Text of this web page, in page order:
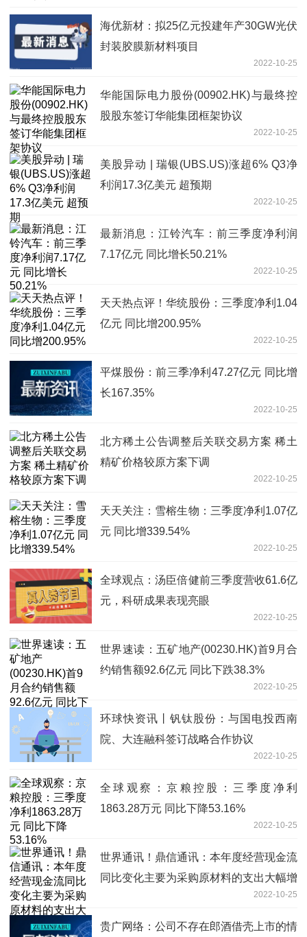
海优新材：拟25亿元投建年产30GW光伏
封装胶膜新材料项目
2022-10-25
华能国际电力股份(00902.HK)与最终控
股股东签订华能集团框架协议
2022-10-25
美股异动 | 瑞银(UBS.US)涨超6% Q3净
利润17.3亿美元 超预期
2022-10-25
最新消息：江铃汽车：前三季度净利润
7.17亿元 同比增长50.21%
2022-10-25
天天热点评！华统股份：三季度净利1.04
亿元 同比增200.95%
2022-10-25
平煤股份：前三季净利47.27亿元 同比增
长167.35%
2022-10-25
北方稀土公告调整后关联交易方案 稀土
精矿价格较原方案下调
2022-10-25
天天关注：雪榕生物：三季度净利1.07亿
元 同比增339.54%
2022-10-25
全球观点：汤臣倍健前三季度营收61.6亿
元，科研成果表现亮眼
2022-10-25
世界速读：五矿地产(00230.HK)首9月合
约销售额92.6亿元 同比下跌38.3%
2022-10-25
环球快资讯丨钒钛股份：与国电投西南
院、大连融科签订战略合作协议
2022-10-25
全球观察：京粮控股：三季度净利
1863.28万元 同比下降53.16%
2022-10-25
世界通讯！鼎信通讯：本年度经营现金流
同比变化主要为采购原材料的支出大幅增
加，包含预付款同比增加6.4亿元2022-10-25
贵广网络：公司不存在郎酒借壳上市的情